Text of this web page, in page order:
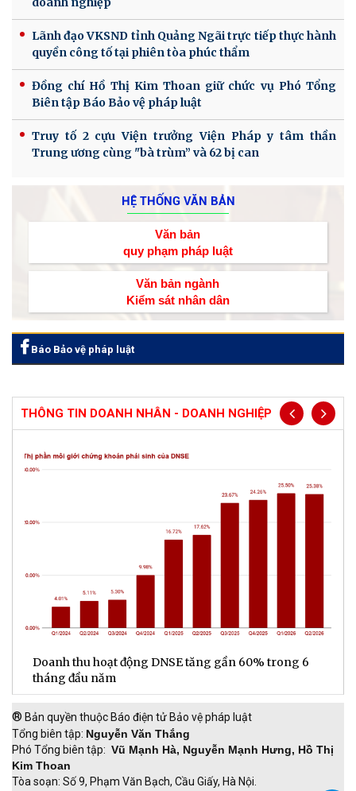
Lãnh đạo VKSND tỉnh Quảng Ngãi trực tiếp thực hành
quyền công tố tại phiên tòa phúc thẩm
Đồng chí Hồ Thị Kim Thoan giữ chức vụ Phó Tổng
Biên tập Báo Bảo vệ pháp luật
Truy tố 2 cựu Viện trưởng Viện Pháp y tâm thần
Trung ương cùng "bà trùm” và 62 bị can
HỆ THỐNG VĂN BẢN
Văn bản
quy phạm pháp luật
Văn bản ngành
Kiểm sát nhân dân
Báo Bảo vệ pháp luật
THÔNG TIN DOANH NHÂN - DOANH NGHIỆP
Đa dạng hóa nguồn thu, LPBank đạt gần 6.000 tỉ
đồng lợi nhuận sau 6 tháng đầu năm 2026
® Bản quyền thuộc Báo điện tử Bảo vệ pháp luật
Tổng biên tập: Nguyễn Văn Thắng
Phó Tổng biên tập: Vũ Mạnh Hà, Nguyễn Mạnh Hưng, Hồ Thị
Kim Thoan
Tòa soạn: Số 9, Phạm Văn Bạch, Cầu Giấy, Hà Nội.